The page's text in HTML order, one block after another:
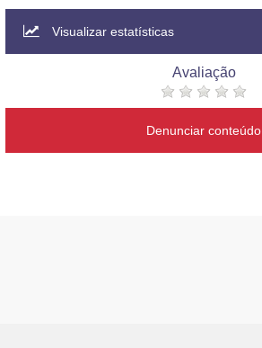
Visualizar estatísticas
Avaliação
Denunciar conteúdo